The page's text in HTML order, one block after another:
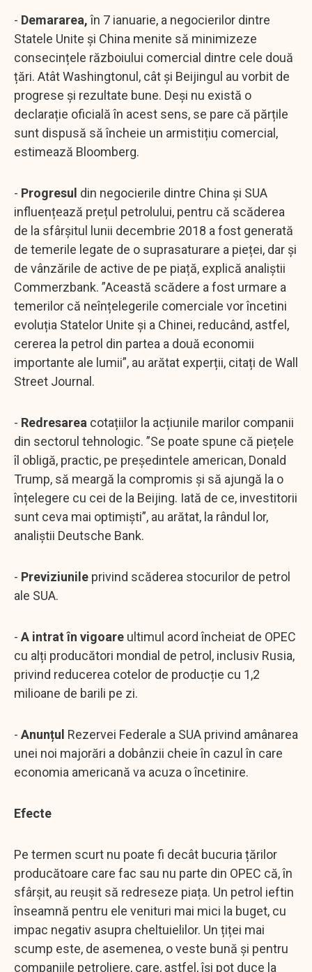
- Demararea,în 7 ianuarie, a negocierilor dintre
Statele Unite și China menite să minimizeze
consecințele războiului comercial dintre cele două
țări. Atât Washingtonul, cât și Beijingul au vorbit de
progrese și rezultate bune. Deși nu există o
declarație oficială în acest sens, se pare că părțile
sunt dispusă să încheie un armistițiu comercial,
estimează Bloomberg.
- Progresul din negocierile dintre China și SUA
influențează prețul petrolului, pentru că scăderea
de la sfârșitul lunii decembrie 2018 a fost generată
de temerile legate de o suprasaturare a pieței, dar și
de vânzările de active de pe piață, explică analiștii
Commerzbank. ”Această scădere a fost urmare a
temerilor că neînțelegerile comerciale vor încetini
evoluția Statelor Unite și a Chinei, reducând, astfel,
cererea la petrol din partea a două economii
importante ale lumii”, au arătat experții, citați de Wall
Street Journal.
- Redresarea cotațiilor la acțiunile marilor companii
din sectorul tehnologic. ”Se poate spune că piețele
îl obligă, practic, pe președintele american, Donald
Trump, să meargă la compromis și să ajungă la o
înțelegere cu cei de la Beijing. Iată de ce, investitorii
sunt ceva mai optimiști”, au arătat, la rândul lor,
analiștii Deutsche Bank.
- Previziunile privind scăderea stocurilor de petrol
ale SUA.
- A intrat în vigoare ultimul acord încheiat de OPEC
cu alți producători mondial de petrol, inclusiv Rusia,
privind reducerea cotelor de producție cu 1,2
milioane de barili pe zi.
- Anunțul Rezervei Federale a SUA privind amânarea
unei noi majorări a dobânzii cheie în cazul în care
economia americană va acuza o încetinire.
Efecte
Pe termen scurt nu poate fi decât bucuria țărilor
producătoare care fac sau nu parte din OPEC că, în
sfârșit, au reușit să redreseze piața. Un petrol ieftin
înseamnă pentru ele venituri mai mici la buget, cu
impac negativ asupra cheltuielilor. Un țiței mai
scump este, de asemenea, o veste bună și pentru
companiile petroliere, care, astfel, își pot duce la